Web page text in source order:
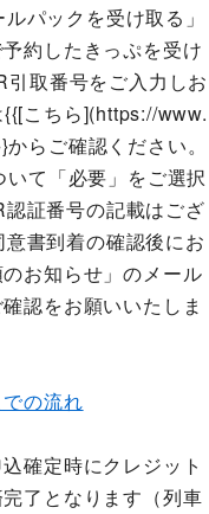
パックを受け取る」
約したきっぷを受け
取番号をご入力しお
こちら](https://www.
らご確認ください。
て「必要」をご選択
証番号の記載はござ
書到着の確認後にお
お知らせ」のメール
認をお願いいたしま
の流れ
確定時にクレジット
了となります（列車